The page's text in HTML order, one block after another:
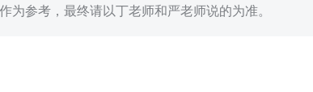
为参考，最终请以丁老师和严老师说的为准。